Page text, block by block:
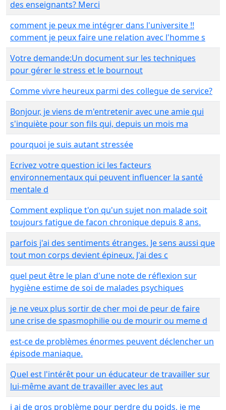
des enseignants? Merci
comment je peux me intégrer dans l'universite !!
comment je peux faire une relation avec l'homme s
Votre demande:Un document sur les techniques
pour gérer le stress et le bournout
Comme vivre heureux parmi des collegue de service?
Bonjour, je viens de m'entretenir avec une amie qui
s'inquiète pour son fils qui, depuis un mois ma
pourquoi je suis autant stressée
Ecrivez votre question ici les facteurs
environnementaux qui peuvent influencer la santé
mentale d
Comment explique t'on qu'un sujet non malade soit
toujours fatigue de facon chronique depuis 8 ans.
parfois j'ai des sentiments étranges. Je sens aussi que
tout mon corps devient épineux. J'ai des c
quel peut être le plan d'une note de réflexion sur
hygiène estime de soi de malades psychiques
je ne veux plus sortir de cher moi de peur de faire
une crise de spasmophilie ou de mourir ou meme d
est-ce de problèmes énormes peuvent déclencher un
épisode maniaque.
Quel est l'intérêt pour un éducateur de travailler sur
lui-même avant de travailler avec les aut
j ai de gros problème pour perdre du poids, je me